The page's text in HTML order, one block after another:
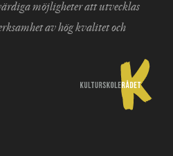
möjligheter att utvecklas
av hög kvalitet och